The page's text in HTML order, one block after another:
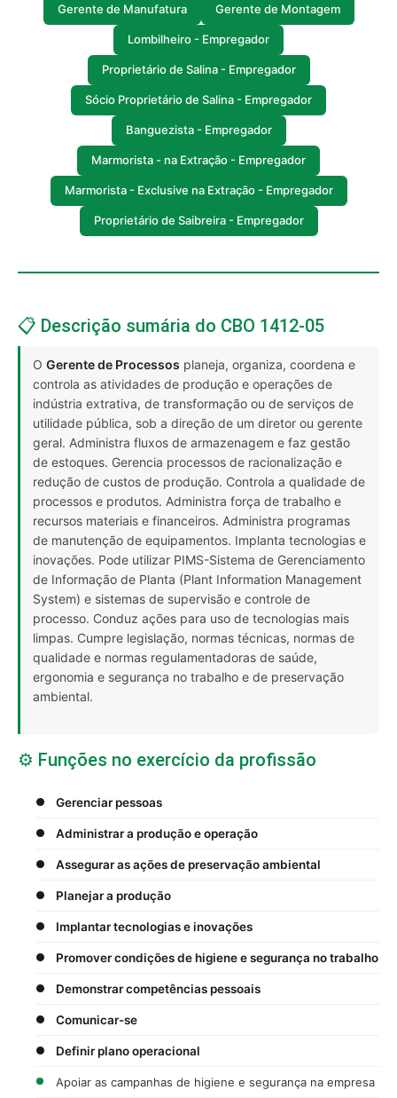
Gerente de Manufatura Gerente de Montagem
Lombilheiro - Empregador
Proprietário de Salina - Empregador
Sócio Proprietário de Salina - Empregador
Banguezista - Empregador
Marmorista - na Extração - Empregador
Marmorista - Exclusive na Extração - Empregador
Proprietário de Saibreira - Empregador
📋 Descrição sumária do CBO 1412-05
O Gerente de Processos planeja, organiza, coordena e
controla as atividades de produção e operações de
indústria extrativa, de transformação ou de serviços de
utilidade pública, sob a direção de um diretor ou gerente
geral. Administra fluxos de armazenagem e faz gestão
de estoques. Gerencia processos de racionalização e
redução de custos de produção. Controla a qualidade de
processos e produtos. Administra força de trabalho e
recursos materiais e financeiros. Administra programas
de manutenção de equipamentos. Implanta tecnologias e
inovações. Pode utilizar PIMS-Sistema de Gerenciamento
de Informação de Planta (Plant Information Management
System) e sistemas de supervisão e controle de
processo. Conduz ações para uso de tecnologias mais
limpas. Cumpre legislação, normas técnicas, normas de
qualidade e normas regulamentadoras de saúde,
ergonomia e segurança no trabalho e de preservação
ambiental.
⚙️ Funções no exercício da profissão
Gerenciar pessoas
Administrar a produção e operação
Assegurar as ações de preservação ambiental
Planejar a produção
Implantar tecnologias e inovações
Promover condições de higiene e segurança no trabalho
Demonstrar competências pessoais
Comunicar-se
Definir plano operacional
Apoiar as campanhas de higiene e segurança na empresa